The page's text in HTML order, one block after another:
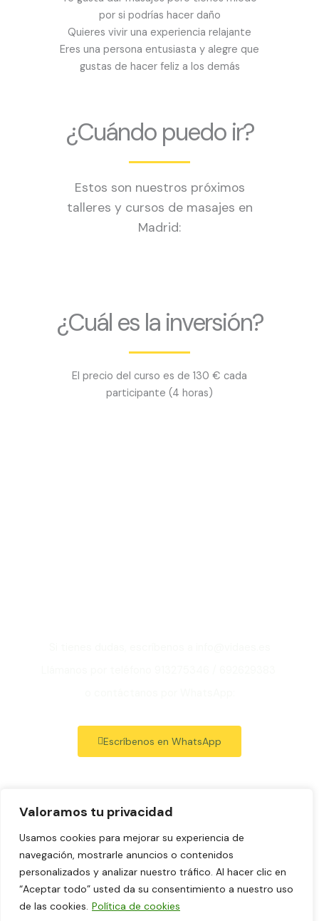
Valoramos tu privacidad
Usamos cookies para mejorar su experiencia de
navegación, mostrarle anuncios o contenidos
personalizados y analizar nuestro tráfico. Al hacer clic en
“Aceptar todo” usted da su consentimiento a nuestro uso
de las cookies. Política de cookies
por si podrías hacer daño
Quieres vivir una experiencia relajante
Eres una persona entusiasta y alegre que
gustas de hacer feliz a los demás
¿Cuándo puedo ir?
Estos son nuestros próximos
talleres y cursos de masajes en
Madrid:
¿Cuál es la inversión?
El precio del curso es de 130 € cada
participante (4 horas)
Escríbenos en WhatsApp
Aviso legal
Política de Privacidad
Política de cookies
Términos y Condiciones de Venta y Contratación